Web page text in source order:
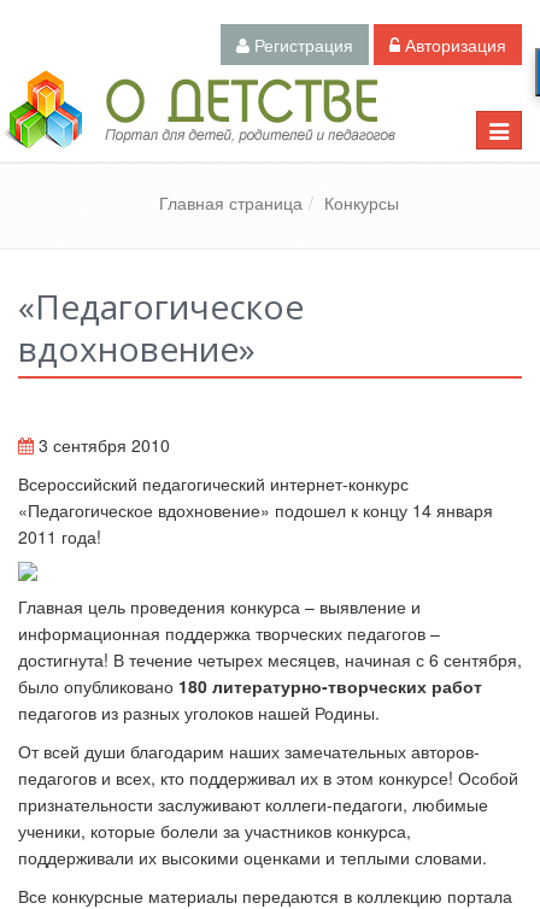
Регистрация Авторизация
Toggle
Педагогический портал «О детстве»
Главная страница Конкурсы
«Педагогическое
вдохновение»
3 сентября 2010
Всероссийский педагогический интернет-конкурс
«Педагогическое вдохновение» подошел к концу 14 января
2011 года!
Главная цель проведения конкурса – выявление и
информационная поддержка творческих педагогов –
достигнута! В течение четырех месяцев, начиная с 6 сентября,
было опубликовано 180 литературно-творческих работ
педагогов из разных уголоков нашей Родины.
От всей души благодарим наших замечательных авторов-
педагогов и всех, кто поддерживал их в этом конкурсе! Особой
признательности заслуживают коллеги-педагоги, любимые
ученики, которые болели за участников конкурса,
поддерживали их высокими оценками и теплыми словами.
Все конкурсные материалы передаются в коллекцию портала